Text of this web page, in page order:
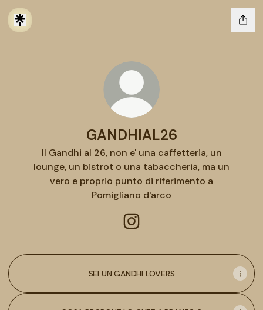
GANDHIAL26
Il Gandhi al 26, non e' una caffetteria, un
lounge, un bistrot o una tabaccheria, ma un
vero e proprio punto di riferimento a
Pomigliano d'arco
SEI UN GANDHI LOVERS